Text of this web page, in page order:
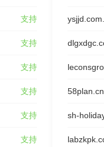
支持
支持
支持
支持
支持
支持
58plan.cn
sh-